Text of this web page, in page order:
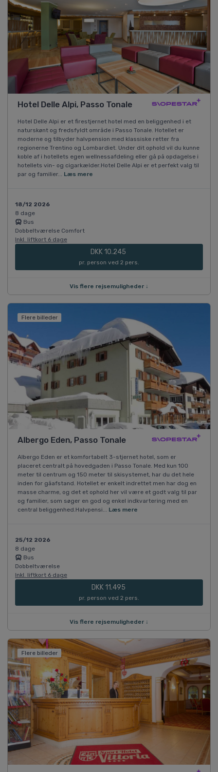
Hotel Delle Alpi, Passo Tonale
Hotel Delle Alpi er et firestjernet hotel med en beliggenhed i et
naturskønt og fredsfyldt område i Passo Tonale. Hotellet er
moderne og tilbyder halvpension med klassiske retter fra
regionerne Trentino og Lombardiet. Under dit ophold vil du kunne
koble af i hotellets egen wellnessafdeling eller gå på opdagelse i
hotellets vin- og cigarkælder.Hotel Delle Alpi er et perfekt valg til
par og familier... Læs mere
18/12 2026
8 dage
Bus
Dobbeltværelse Comfort
Inkl. liftkort 6 dage
DKK 10.245
pr. person ved 2 pers.
Vis flere rejsemuligheder ↓
Flere billeder
Albergo Eden, Passo Tonale
Albergo Eden er et komfortabelt 3-stjernet hotel, som er
placeret centralt på hovedgaden i Passo Tonale. Med kun 100
meter til centrum og 150 meter til skisystemet, har du det hele
inden for gåafstand. Hotellet er enkelt indrettet men har dog en
masse charme, og det et ophold her vil være et godt valg til par
og familier, som søger en god og enkel indkvartering med en
central beliggenhed.Halvpensi... Læs mere
25/12 2026
8 dage
Bus
Dobbeltværelse
Inkl. liftkort 6 dage
DKK 11.495
pr. person ved 2 pers.
Vis flere rejsemuligheder ↓
Flere billeder